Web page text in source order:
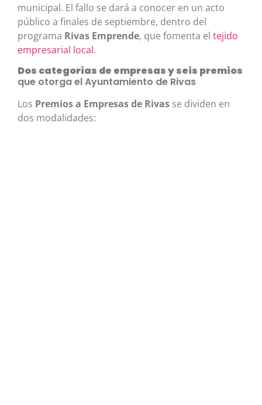
municipal. El fallo se dará a conocer en un acto
público a finales de septiembre, dentro del
programa Rivas Emprende, que fomenta el tejido
empresarial local.
Dos categorías de empresas y seis premios
que otorga el Ayuntamiento de Rivas
Los Premios a Empresas de Rivas se dividen en
dos modalidades: